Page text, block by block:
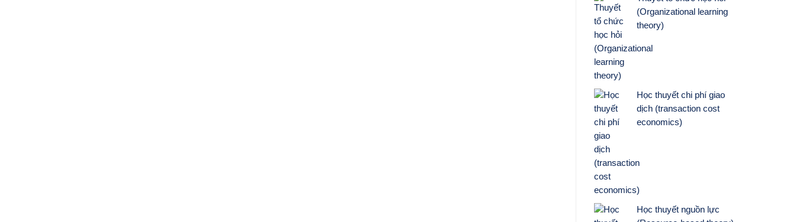
(Organizational learning
theory)
Học thuyết chi phí giao
dịch (transaction cost
economics)
Học thuyết nguồn lực